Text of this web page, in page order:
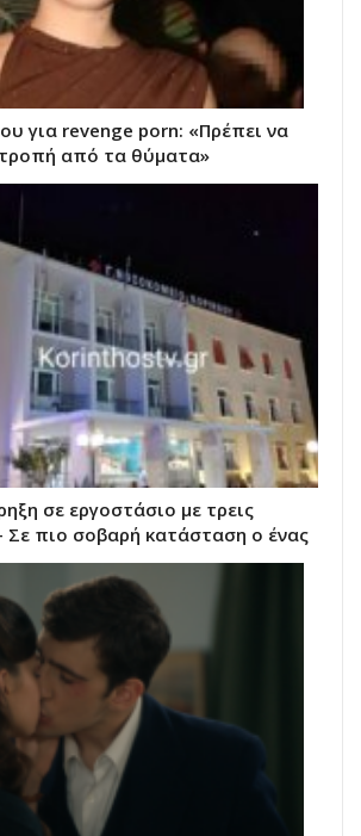
για revenge porn: «Πρέπει να
από τα θύματα»
σε εργοστάσιο με τρεις
Σε πιο σοβαρή κατάσταση ο ένας